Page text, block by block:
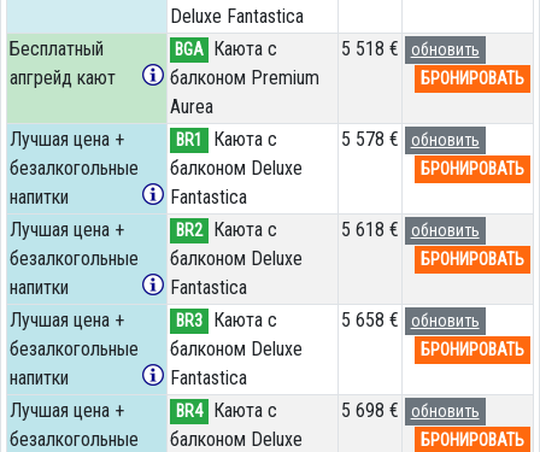
Deluxe Fantastica
Бесплатный
апгрейд кают
BGA Каюта с
балконом Premium
Aurea
5 518 €
обновить
БРОНИРОВАТЬ
Лучшая цена +
безалкогольные
напитки
BR1
Каюта с
балконом Deluxe
Fantastica
5 578 €
обновить
БРОНИРОВАТЬ
Лучшая цена +
безалкогольные
напитки
BR2
Каюта с
балконом Deluxe
Fantastica
5 618 €
обновить
БРОНИРОВАТЬ
Лучшая цена +
безалкогольные
напитки
BR3
Каюта с
балконом Deluxe
Fantastica
5 658 €
обновить
БРОНИРОВАТЬ
Лучшая цена +
безалкогольные
BR4
Каюта с
балконом Deluxe
5 698 €
обновить
БРОНИРОВАТЬ